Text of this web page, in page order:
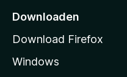
p
g
i
Downloaden
Download Firefox
Windows